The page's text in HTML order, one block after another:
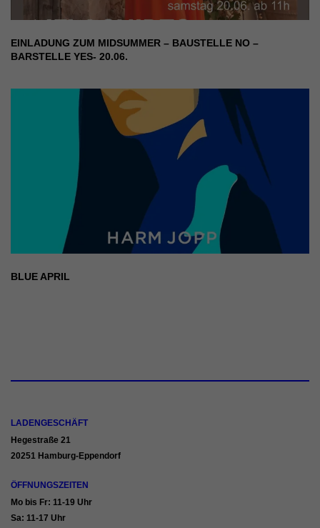
EINLADUNG ZUM MIDSUMMER – BAUSTELLE NO –
BARSTELLE YES- 20.06.
BLUE APRIL
LADENGESCHÄFT
Hegestraße 21
20251 Hamburg-Eppendorf
ÖFFNUNGSZEITEN
Mo bis Fr: 11-19 Uhr
Sa: 11-17 Uhr